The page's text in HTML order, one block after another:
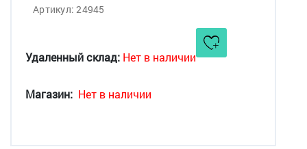
Артикул: 24945
Удаленный склад: Нет в наличии
Магазин: Нет в наличии